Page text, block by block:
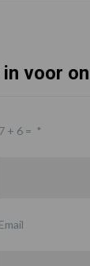
voor
7 + 6 = *
Email